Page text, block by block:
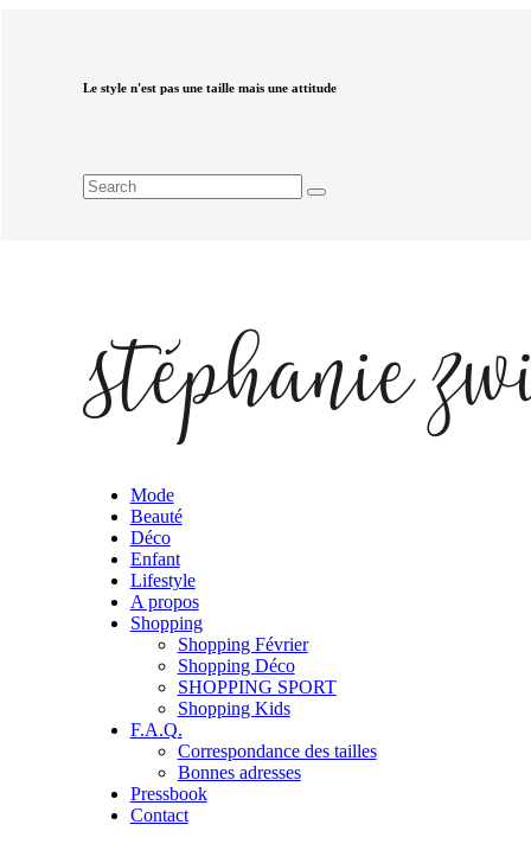
Le style n'est pas une taille mais une attitude
Mode
Beauté
Déco
Enfant
Lifestyle
A propos
Shopping
Shopping Février
Shopping Déco
SHOPPING SPORT
Shopping Kids
F.A.Q.
Correspondance des tailles
Bonnes adresses
Pressbook
Contact